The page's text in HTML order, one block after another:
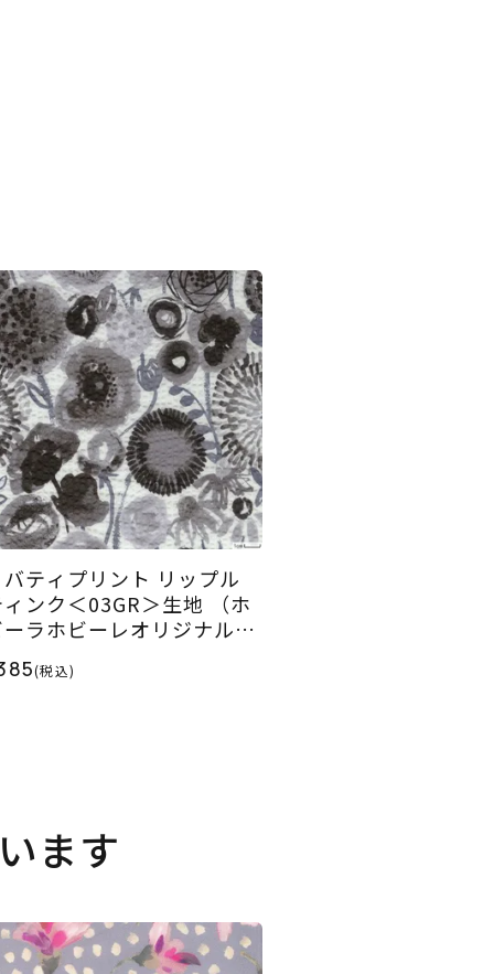
バティプリント リップル
ンク＜03GR＞生地 （ホ
ーラホビーレオリジナル）
(税込)
ます